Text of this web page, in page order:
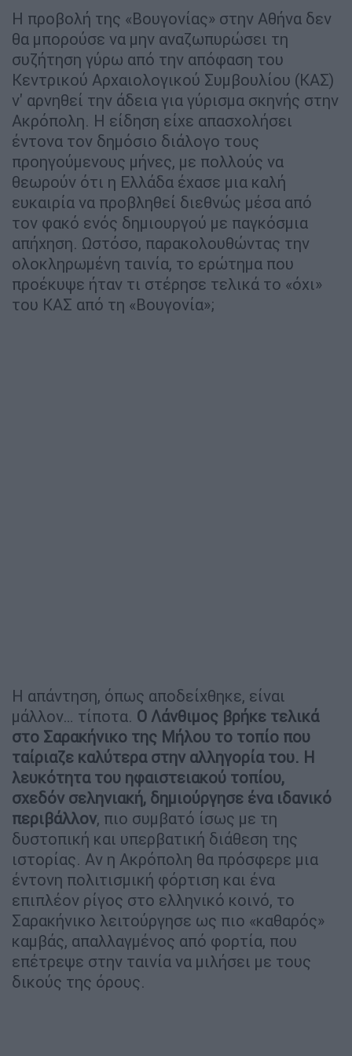
Η προβολή της «Βουγονίας» στην Αθήνα δεν
θα μπορούσε να μην αναζωπυρώσει τη
συζήτηση γύρω από την απόφαση του
Κεντρικού Αρχαιολογικού Συμβουλίου (ΚΑΣ)
ν' αρνηθεί την άδεια για γύρισμα σκηνής στην
Ακρόπολη. Η είδηση είχε απασχολήσει
έντονα τον δημόσιο διάλογο τους
προηγούμενους μήνες, με πολλούς να
θεωρούν ότι η Ελλάδα έχασε μια καλή
ευκαιρία να προβληθεί διεθνώς μέσα από
τον φακό ενός δημιουργού με παγκόσμια
απήχηση. Ωστόσο, παρακολουθώντας την
ολοκληρωμένη ταινία, το ερώτημα που
προέκυψε ήταν τι στέρησε τελικά το «όχι»
του ΚΑΣ από τη «Βουγονία»;
Η απάντηση, όπως αποδείχθηκε, είναι
μάλλον… τίποτα. Ο Λάνθιμος βρήκε τελικά
στο Σαρακήνικο της Μήλου το τοπίο που
ταίριαζε καλύτερα στην αλληγορία του. Η
λευκότητα του ηφαιστειακού τοπίου,
σχεδόν σεληνιακή, δημιούργησε ένα ιδανικό
περιβάλλον, πιο συμβατό ίσως με τη
δυστοπική και υπερβατική διάθεση της
ιστορίας. Αν η Ακρόπολη θα πρόσφερε μια
έντονη πολιτισμική φόρτιση και ένα
επιπλέον ρίγος στο ελληνικό κοινό, το
Σαρακήνικο λειτούργησε ως πιο «καθαρός»
καμβάς, απαλλαγμένος από φορτία, που
επέτρεψε στην ταινία να μιλήσει με τους
δικούς της όρους.